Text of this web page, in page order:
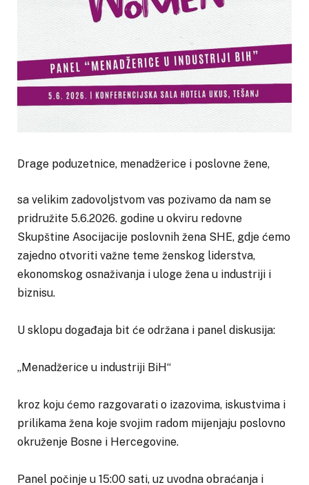
Drage poduzetnice, menadžerice i poslovne žene,
sa velikim zadovoljstvom vas pozivamo da nam se
pridružite 5.6.2026. godine u okviru redovne
Skupštine Asocijacije poslovnih žena SHE, gdje ćemo
zajedno otvoriti važne teme ženskog liderstva,
ekonomskog osnaživanja i uloge žena u industriji i
biznisu.
U sklopu događaja bit će održana i panel diskusija:
„Menadžerice u industriji BiH“
kroz koju ćemo razgovarati o izazovima, iskustvima i
prilikama žena koje svojim radom mijenjaju poslovno
okruženje Bosne i Hercegovine.
Panel počinje u 15:00 sati, uz uvodna obraćanja i